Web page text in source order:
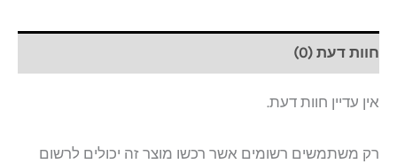
חוות דעת (0)
אין עדיין חוות דעת.
רק משתמשים רשומים אשר רכשו מוצר זה יכולים לרשום